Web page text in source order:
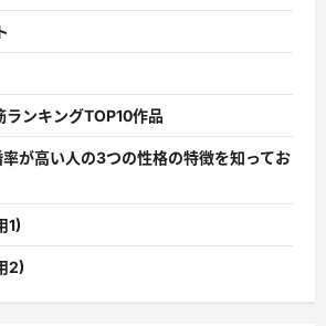
ランキングTOP10作品
が高い人の3つの性格の特徴を知ってお
1)
2)